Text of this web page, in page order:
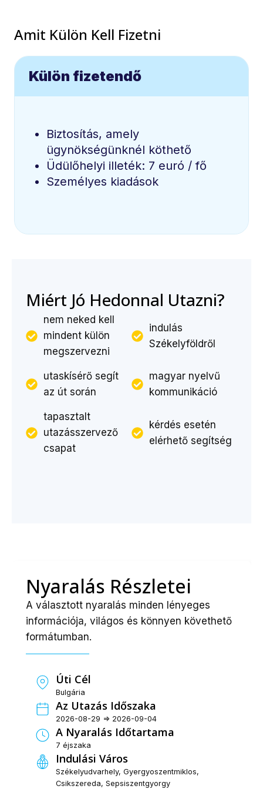
Amit Külön Kell Fizetni
Külön fizetendő
Biztosítás, amely
ügynökségünknél köthető
Üdülőhelyi illeték: 7 euró / fő
Személyes kiadások
Miért Jó Hedonnal Utazni?
nem neked kell
mindent külön
megszervezni
indulás
Székelyföldről
utaskísérő segít
az út során
magyar nyelvű
kommunikáció
tapasztalt
utazásszervező
csapat
kérdés esetén
elérhető segítség
Nyaralás Részletei
A választott nyaralás minden lényeges
információja, világos és könnyen követhető
formátumban.
Úti Cél
Bulgária
Az Utazás Időszaka
2026-08-29 => 2026-09-04
A Nyaralás Időtartama
7 éjszaka
Indulási Város
Székelyudvarhely, Gyergyoszentmiklos,
Csikszereda, Sepsiszentgyorgy